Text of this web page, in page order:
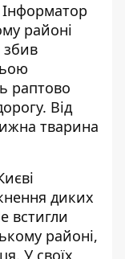
районі
збив
раптово
Від
тварина
диких
встигли
районі,
. У своїх